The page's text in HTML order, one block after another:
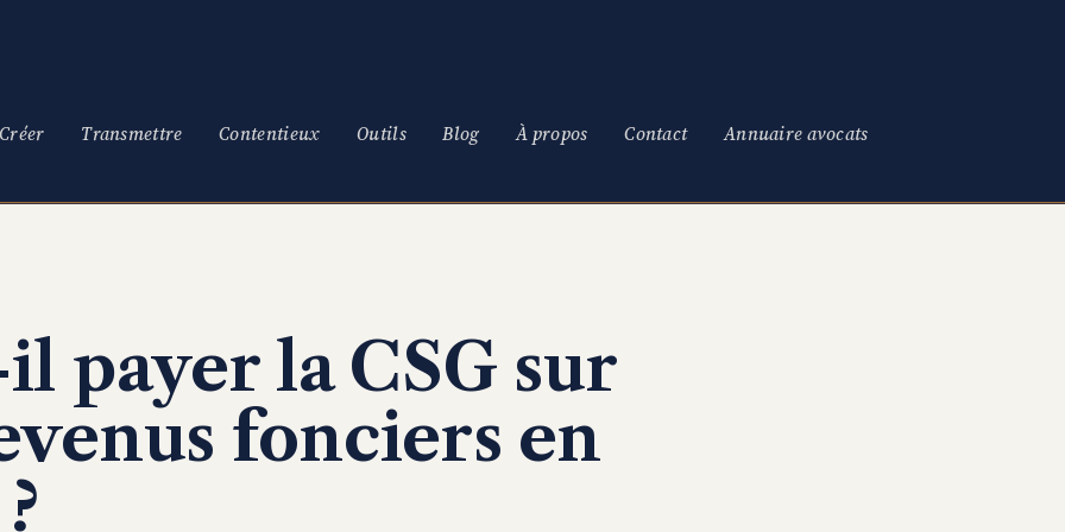
Créer Transmettre Contentieux Outils Blog À propos Contact Annuaire avocats
payer la CSG sur
fonciers en